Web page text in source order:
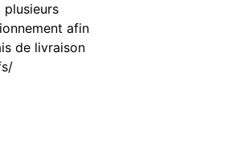
afin
de livraison